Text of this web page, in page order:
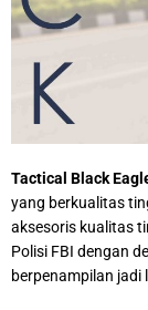
Tactical Black
yang berkualitas
aksesoris kualitas
Polisi FBI dengan
berpenampilan jadi